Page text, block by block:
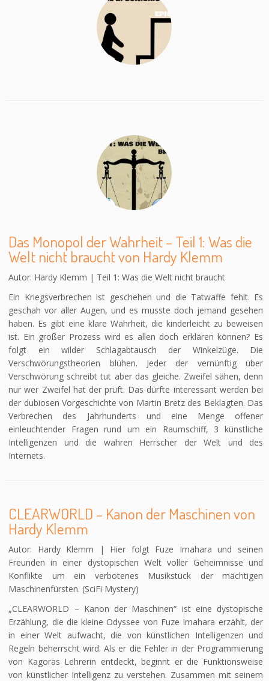
Das Monopol der Wahrheit – Teil 1: Was die
Welt nicht braucht von Hardy Klemm
Autor: Hardy Klemm | Teil 1: Was die Welt nicht braucht
Ein Kriegsverbrechen ist geschehen und die Tatwaffe fehlt. Es
geschah vor aller Augen, und es musste doch jemand gesehen
haben. Es gibt eine klare Wahrheit, die kinderleicht zu beweisen
ist. Ein großer Prozess wird es allen doch erklären können? Es
folgt ein wilder Schlagabtausch der Winkelzüge. Die
Verschwörungstheorien blühen. Jeder der vernünftig über
Verschwörung schreibt tut aber das gleiche. Zweifel sähen, denn
nur wer Zweifel hat der prüft. Das dürfte interessant werden bei
der dubiosen Vorgeschichte von Martin Bretz des Beklagten. Das
Verbrechen des Jahrhunderts und eine Menge offener
einleuchtender Fragen rund um ein Raumschiff, 3 künstliche
Intelligenzen und die wahren Herrscher der Welt und des
Internets.
CLEARWORLD – Kanon der Maschinen von
Hardy Klemm
Autor: Hardy Klemm | Hier folgt Fuze Imahara und seinen
Freunden in einer dystopischen Welt voller Geheimnisse und
Konflikte um ein verbotenes Musikstück der mächtigen
Maschinenfürsten. (SciFi Mystery)
„CLEARWORLD – Kanon der Maschinen“ ist eine dystopische
Erzählung, die die kleine Odyssee von Fuze Imahara erzählt, der
in einer Welt aufwacht, die von künstlichen Intelligenzen und
Regeln beherrscht wird. Als er die Fehler in der Programmierung
von Kagoras Lehrerin entdeckt, beginnt er die Funktionsweise
von künstlicher Intelligenz zu verstehen. Zusammen mit seinem